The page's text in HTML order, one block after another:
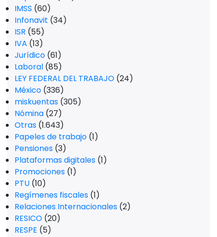
IMSS (60)
Infonavit (34)
ISR (55)
IVA (13)
Jurídico (61)
Laboral (85)
LEY FEDERAL DEL TRABAJO (24)
México (336)
miskuentas (305)
Nómina (27)
Otras (1.643)
Papeles de trabajo (1)
Pensiones (3)
Plataformas digitales (1)
Promociones (1)
PTU (10)
Regímenes fiscales (1)
Relaciones Internacionales (2)
RESICO (20)
RESPE (5)